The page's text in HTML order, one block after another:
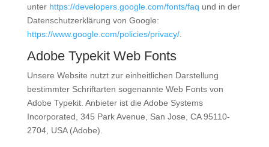
unter https://developers.google.com/fonts/faq und in der
Datenschutzerklärung von Google:
https://www.google.com/policies/privacy/.
Adobe Typekit Web Fonts
Unsere Website nutzt zur einheitlichen Darstellung
bestimmter Schriftarten sogenannte Web Fonts von
Adobe Typekit. Anbieter ist die Adobe Systems
Incorporated, 345 Park Avenue, San Jose, CA 95110-
2704, USA (Adobe).